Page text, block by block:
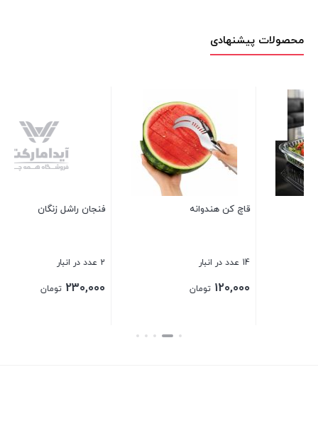
محصولات پیشنهادی
قاچ کن هندوانه
تومان
فنجان راشل زنگان
تومان
بستن